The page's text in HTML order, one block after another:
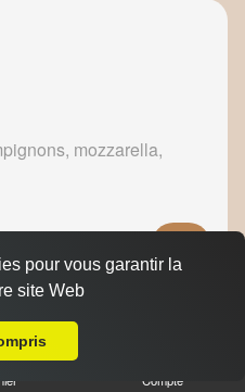
mozzarella,
Compte
pour vous garantir la
site Web